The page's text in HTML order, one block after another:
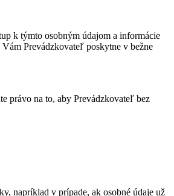
k týmto osobným údajom a informácie
Prevádzkovateľ poskytne v bežne
právo na to, aby Prevádzkovateľ bez
napríklad v prípade, ak osobné údaje už